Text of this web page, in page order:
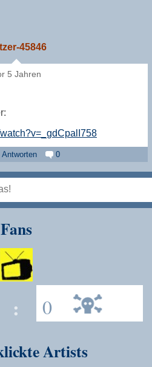
45846
5 Jahren
Antworten 0
Fans
: 0
Artists